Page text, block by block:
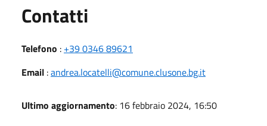
Contatti
Telefono : +39 0346 89621
Email :andrea.locatelli@comune.clusone.bg.it
Ultimo aggiornamento: 16 febbraio 2024, 16:50